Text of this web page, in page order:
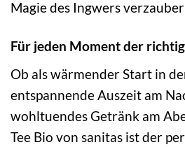
Magie des Ingwers
Für jeden Moment der
Ob als wärmender Start in
entspannende Auszeit am
wohltuendes Getränk am
Tee Bio von sanitas ist der